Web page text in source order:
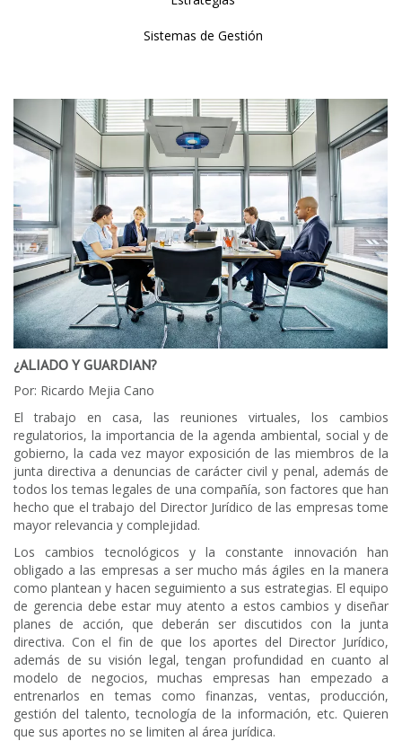
Sistemas de Gestión
¿ALIADO Y GUARDIAN?
Por: Ricardo Mejia Cano
El trabajo en casa, las reuniones virtuales, los cambios
regulatorios, la importancia de la agenda ambiental, social y de
gobierno, la cada vez mayor exposición de las miembros de la
junta directiva a denuncias de carácter civil y penal, además de
todos los temas legales de una compañía, son factores que han
hecho que el trabajo del Director Jurídico de las empresas tome
mayor relevancia y complejidad.
Los cambios tecnológicos y la constante innovación han
obligado a las empresas a ser mucho más ágiles en la manera
como plantean y hacen seguimiento a sus estrategias. El equipo
de gerencia debe estar muy atento a estos cambios y diseñar
planes de acción, que deberán ser discutidos con la junta
directiva. Con el fin de que los aportes del Director Jurídico,
además de su visión legal, tengan profundidad en cuanto al
modelo de negocios, muchas empresas han empezado a
entrenarlos en temas como finanzas, ventas, producción,
gestión del talento, tecnología de la información, etc. Quieren
que sus aportes no se limiten al área jurídica.